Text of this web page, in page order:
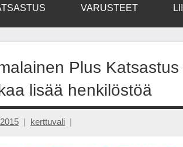
VARUSTEET
Plus
lisää henkilöstöä
kerttuvali